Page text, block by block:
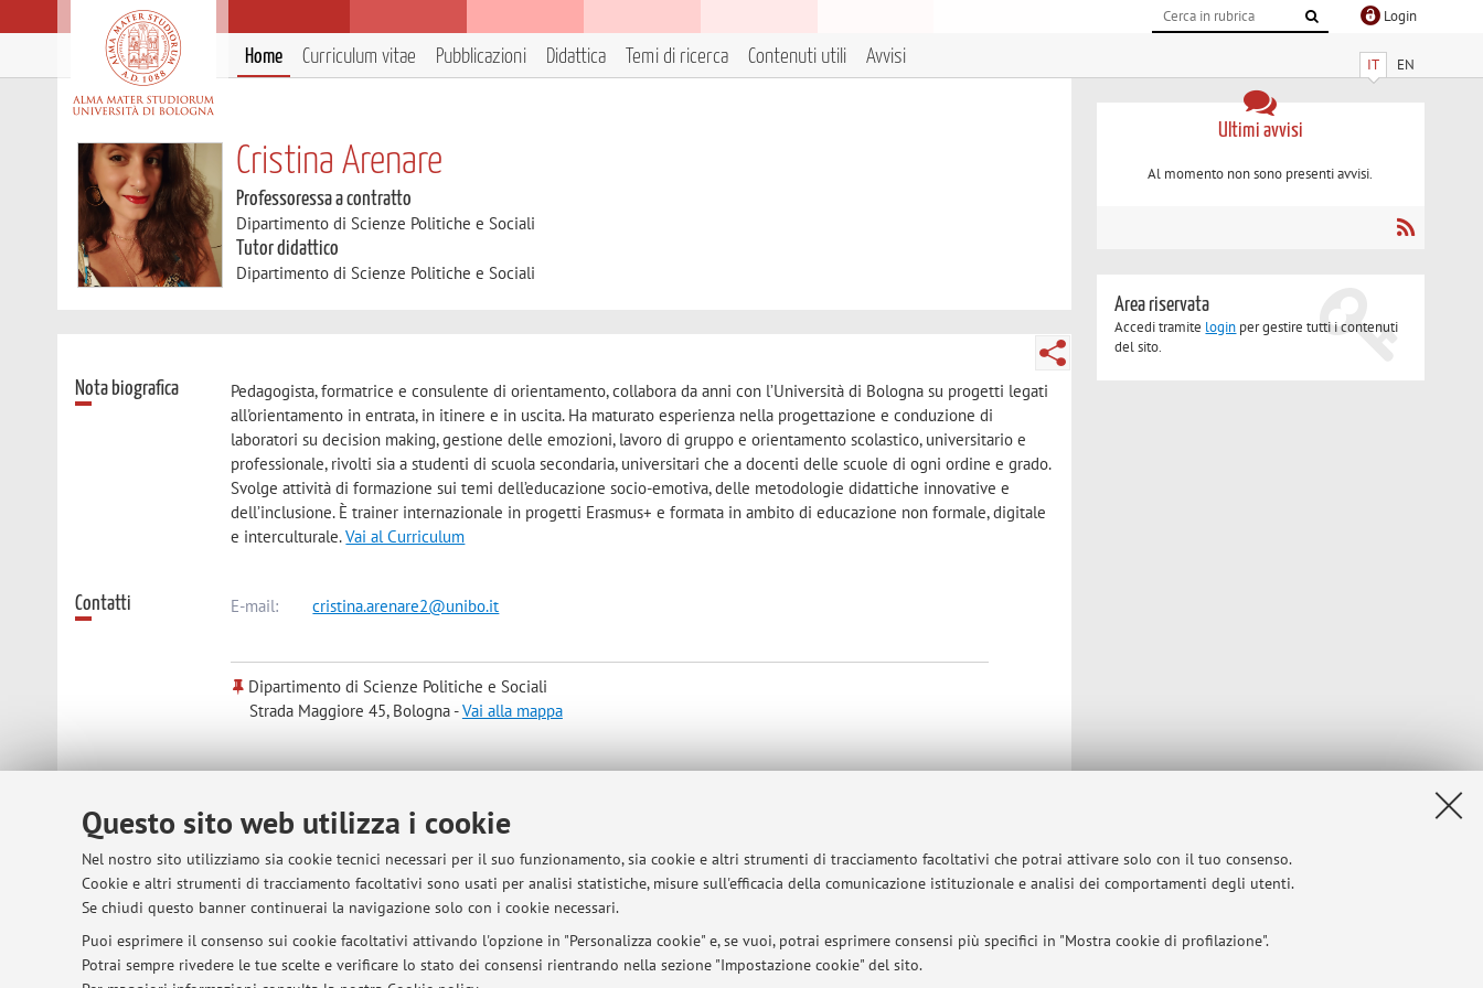
Questo sito web utilizza i cookie
Nel nostro sito utilizziamo sia cookie tecnici necessari per il suo funzionamento, sia cookie e altri strumenti di tracciamento facoltativi che potrai attivare solo con il tuo consenso.
Cookie e altri strumenti di tracciamento facoltativi sono usati per analisi statistiche, misure sull'efficacia della comunicazione istituzionale e analisi dei comportamenti degli utenti.
Se chiudi questo banner continuerai la navigazione solo con i cookie necessari.
Puoi esprimere il consenso sui cookie facoltativi attivando l'opzione in "Personalizza cookie" e, se vuoi, potrai esprimere consensi più specifici in "Mostra cookie di profilazione".
Potrai sempre rivedere le tue scelte e verificare lo stato dei consensi rientrando nella sezione "Impostazione cookie" del sito.
Login
IT EN
Home Curriculum vitae Pubblicazioni Didattica Temi di ricerca Contenuti utili Avvisi
Cristina Arenare
Professoressa a contratto
Dipartimento di Scienze Politiche e Sociali
Tutor didattico
Dipartimento di Scienze Politiche e Sociali
Nota biografica
Pedagogista, formatrice e consulente di orientamento, collabora da anni con l’Università di Bologna su progetti legati
all'orientamento in entrata, in itinere e in uscita. Ha maturato esperienza nella progettazione e conduzione di
laboratori su decision making, gestione delle emozioni, lavoro di gruppo e orientamento scolastico, universitario e
professionale, rivolti sia a studenti di scuola secondaria, universitari che a docenti delle scuole di ogni ordine e grado.
Svolge attività di formazione sui temi dell’educazione socio-emotiva, delle metodologie didattiche innovative e
dell’inclusione. È trainer internazionale in progetti Erasmus+ e formata in ambito di educazione non formale, digitale
e interculturale. Vai al Curriculum
Contatti E-mail: cristina.arenare2@unibo.it
Dipartimento di Scienze Politiche e Sociali
Strada Maggiore 45, Bologna -Vai alla mappa
Ultimi avvisi
Al momento non sono presenti avvisi.
Area riservata
Accedi tramite login per gestire tutti i contenuti
del sito.
© 2026 - ALMA MATER STUDIORUM - Università di Bologna - Via Zamboni, 33 - 40126 Bologna - Partita IVA: 01131710376 Privacy |Note legali |Impostazioni Cookie